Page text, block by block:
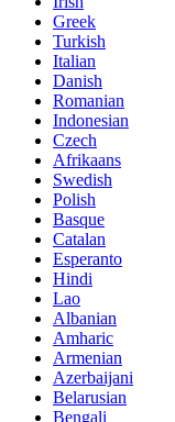
Greek
Turkish
Italian
Danish
Romanian
Indonesian
Czech
Afrikaans
Swedish
Polish
Basque
Catalan
Esperanto
Hindi
Lao
Albanian
Amharic
Armenian
Azerbaijani
Belarusian
Bengali